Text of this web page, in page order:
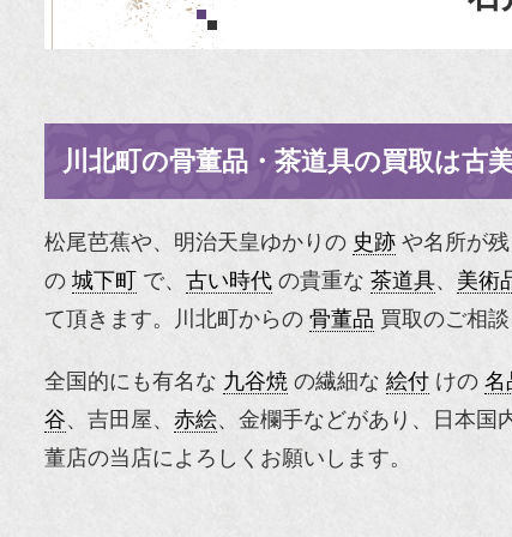
川北町の骨董品・茶道具の買取は古
松尾芭蕉や、明治天皇ゆかりの 史跡 や名所が
の 城下町 で、 古い時代 の貴重な 茶道具、 美術
て頂きます。川北町からの 骨董品 買取のご相
全国的にも有名な 九谷焼 の繊細な 絵付 けの 名
谷、吉田屋、 赤絵、金欄手などがあり、日本国
董店の当店によろしくお願いします。